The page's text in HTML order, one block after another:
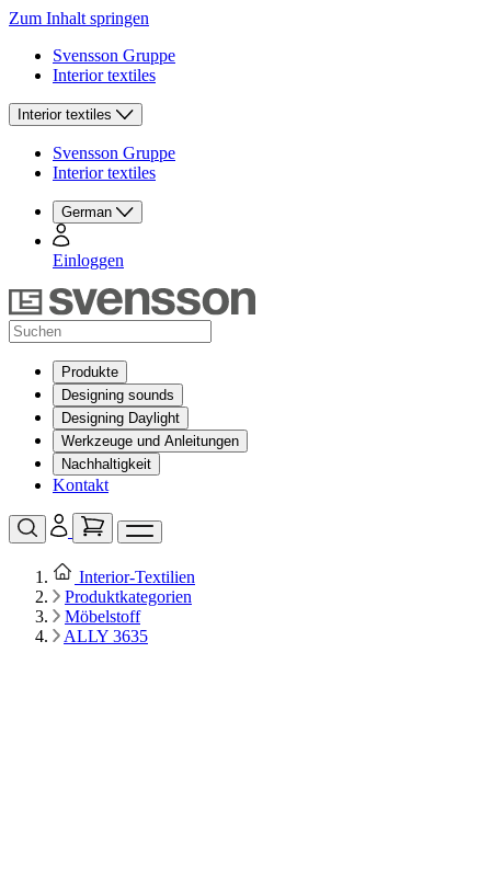
Zum Inhalt springen
Svensson Gruppe
Interior textiles
Interior textiles
Svensson Gruppe
Interior textiles
German
Einloggen
Produkte
Designing sounds
Designing Daylight
Werkzeuge und Anleitungen
Nachhaltigkeit
Kontakt
Interior‑Textilien
Produktkategorien
Möbelstoff
ALLY 3635